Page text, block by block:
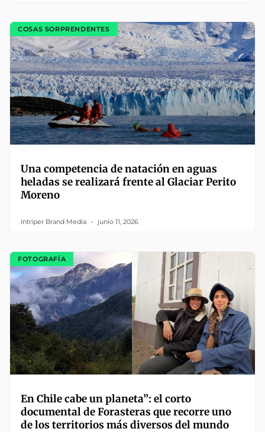
COSAS SORPRENDENTES
Una competencia de natación en aguas
heladas se realizará frente al Glaciar Perito
Moreno
Intriper Brand Media junio 11, 2026
FOTOGRAFÍA
En Chile cabe un planeta”: el corto
documental de Forasteras que recorre uno
de los territorios más diversos del mundo